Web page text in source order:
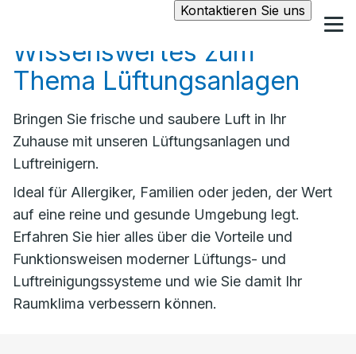
Kontaktieren Sie uns
Wissenswertes zum
Thema Lüftungsanlagen
Bringen Sie frische und saubere Luft in Ihr
Zuhause mit unseren Lüftungsanlagen und
Luftreinigern.
Ideal für Allergiker, Familien oder jeden, der Wert
auf eine reine und gesunde Umgebung legt.
Erfahren Sie hier alles über die Vorteile und
Funktionsweisen moderner Lüftungs- und
Luftreinigungssysteme und wie Sie damit Ihr
Raumklima verbessern können.